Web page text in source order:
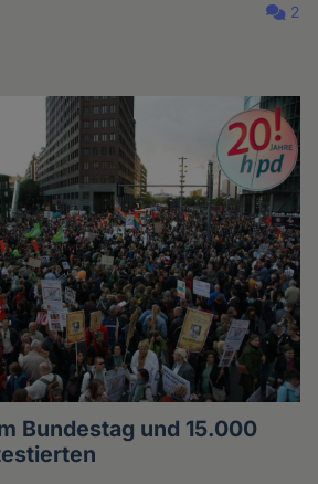
2
Bundestag und 15.000